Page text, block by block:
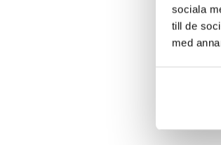
sociala
till de
med